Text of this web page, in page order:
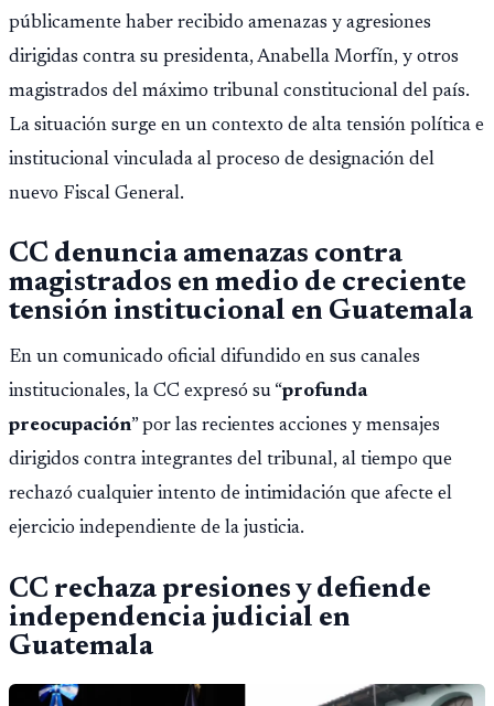
públicamente haber recibido amenazas y agresiones
dirigidas contra su presidenta, Anabella Morfín, y otros
magistrados del máximo tribunal constitucional del país.
La situación surge en un contexto de alta tensión política e
institucional vinculada al proceso de designación del
nuevo Fiscal General.
CC denuncia amenazas contra
magistrados en medio de creciente
tensión institucional en Guatemala
En un comunicado oficial difundido en sus canales
institucionales, la CC expresó su “profunda
preocupación” por las recientes acciones y mensajes
dirigidos contra integrantes del tribunal, al tiempo que
rechazó cualquier intento de intimidación que afecte el
ejercicio independiente de la justicia.
CC rechaza presiones y defiende
independencia judicial en
Guatemala